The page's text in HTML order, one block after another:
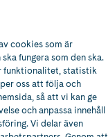
Skicka
cookies som är
fungera som den ska.
funktionalitet, statistik
oss att följa och
så att vi kan ge
och anpassa innehåll
Vi delar även